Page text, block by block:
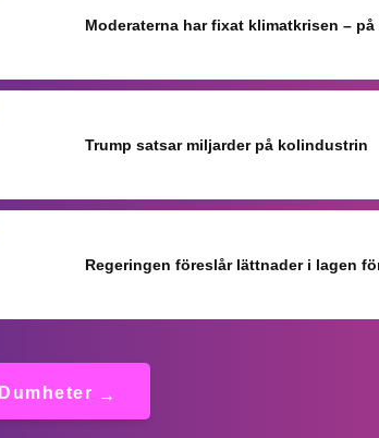
Moderaterna har fixat klimatkrisen –
Trump satsar miljarder på kolindustrin
Regeringen föreslår lättnader i lagen
Dumheter